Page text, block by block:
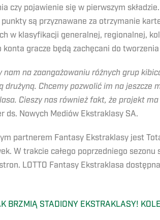
czy pojawienie się w pierwszym
są przyznawane za otrzymanie
w klasyfikacji generalnej, regionalnej,
konta gracze będą zachęcani do
nam na zaangażowaniu różnych grup
drużyną. Chcemy pozwolić im na
Cieszy nas również fakt, że projekt
ds. Nowych Mediów Ekstraklasy SA.
partnerem Fantasy Ekstraklasy jest
W trakcie całego poprzedniego
LOTTO Fantasy Ekstraklasa
BRZMIĄ STADIONY EKSTRAKLASY!